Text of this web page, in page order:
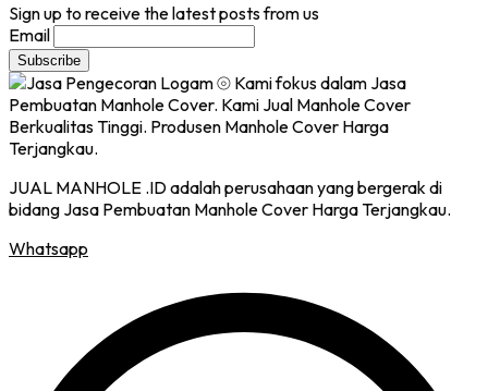
Sign up to receive the latest posts from us
Email
JUAL MANHOLE .ID adalah perusahaan yang bergerak di
bidang Jasa Pembuatan Manhole Cover Harga Terjangkau.
Whatsapp